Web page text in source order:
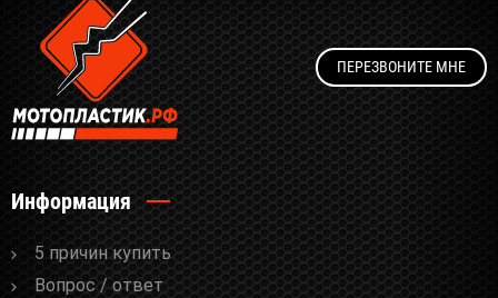
ПЕРЕЗВОНИТЕ МНЕ
Информация
5 причин купить
Вопрос / ответ